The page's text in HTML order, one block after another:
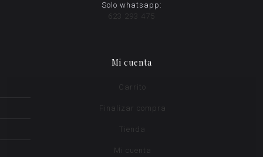
Solo whatsapp:
623 293 475
Mi cuenta
Carrito
Finalizar compra
Tienda
Mi cuenta